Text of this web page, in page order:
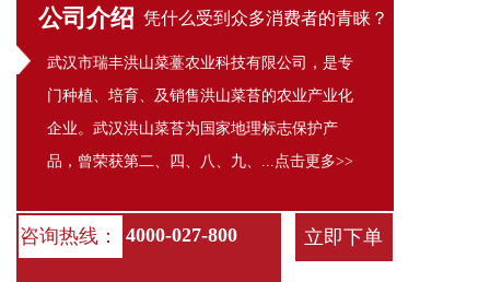
公司介绍 凭什么受到众多消费者的青睐？
武汉市瑞丰洪山菜薹农业科技有限公司，是专
门种植、培育、及销售洪山菜苔的农业产业化
企业。武汉洪山菜苔为国家地理标志保护产
品，曾荣获第二、四、八、九、...点击更多>>
咨询热线： 4000-027-800 立即下单